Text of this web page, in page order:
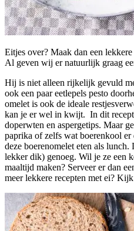
Eitjes over? Maak dan een lekkere
Al geven wij er natuurlijk graag
Hij is niet alleen rijkelijk gevuld
ook een paar eetlepels pesto
omelet is ook de ideale
kan je er wel in kwijt. In dit
doperwten en aspergetips. Maar
paprika of zelfs wat boerenkool
deze boerenomelet eten als
lekker dik) genoeg. Wil je ze een
maaltijd maken? Serveer er dan
meer lekkere recepten met ei? Kijk